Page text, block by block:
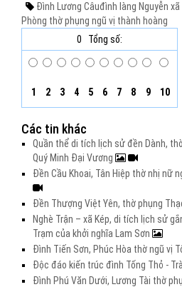
Đình Lương Câuđình làng Nguyễn xã
Phòng thờ phụng ngũ vị thành hoàng
0
Tổng số:
1 2 3 4 5 6 7 8 9 10
Các tin khác
Quần thể di tích lịch sử đền Dành,
Quý Minh Đại Vương
Đền Cầu Khoai, Tân Hiệp thờ nhị nữ
Đền Thượng Việt Yên, thờ phụng
Nghè Trận – xã Kép, di tích lịch sử
Trạm của khởi nghĩa Lam Sơn
Đình Tiến Sơn, Phúc Hòa thờ ngũ vị
Độc đáo kiến trúc đình Tống Thỏ -
Đình Phú Văn Dưới, Lương Tài thờ